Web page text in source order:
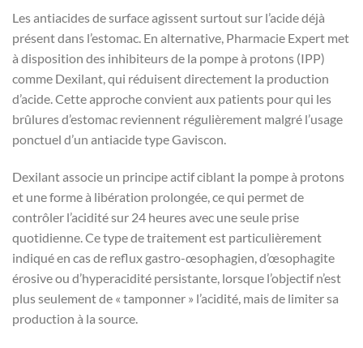
Les antiacides de surface agissent surtout sur l’acide déjà
présent dans l’estomac. En alternative, Pharmacie Expert met
à disposition des inhibiteurs de la pompe à protons (IPP)
comme Dexilant, qui réduisent directement la production
d’acide. Cette approche convient aux patients pour qui les
brûlures d’estomac reviennent régulièrement malgré l’usage
ponctuel d’un antiacide type Gaviscon.
Dexilant associe un principe actif ciblant la pompe à protons
et une forme à libération prolongée, ce qui permet de
contrôler l’acidité sur 24 heures avec une seule prise
quotidienne. Ce type de traitement est particulièrement
indiqué en cas de reflux gastro-œsophagien, d’œsophagite
érosive ou d’hyperacidité persistante, lorsque l’objectif n’est
plus seulement de « tamponner » l’acidité, mais de limiter sa
production à la source.